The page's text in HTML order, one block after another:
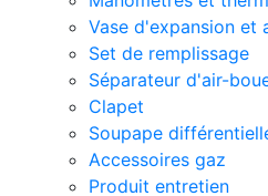
Vase d'expansion et
Set de remplissage
Séparateur d'air-
Clapet
Soupape
Accessoires gaz
Produit entretien